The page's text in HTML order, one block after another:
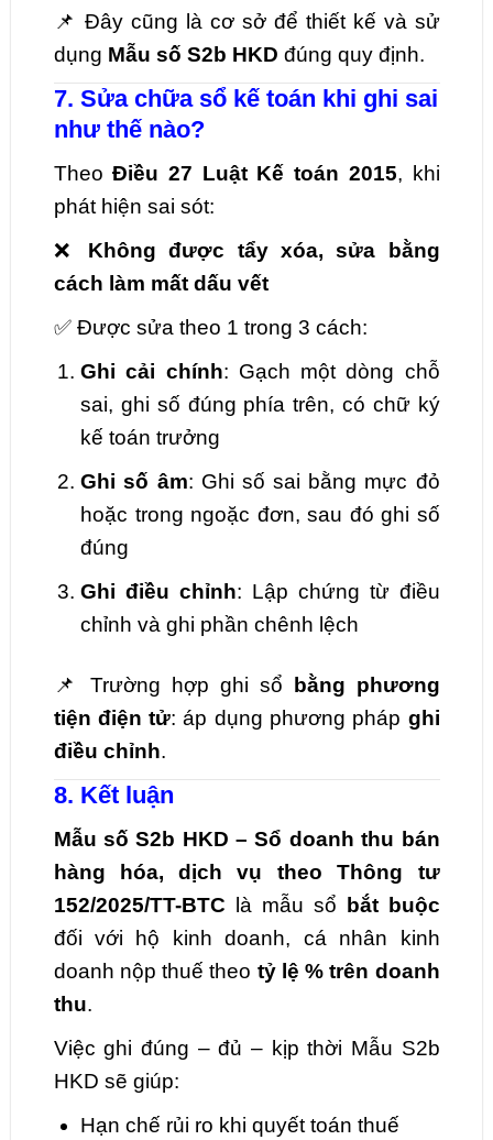
📌 Đây cũng là cơ sở để thiết kế và sử
dụng Mẫu số S2b HKD đúng quy định.
7. Sửa chữa sổ kế toán khi ghi sai
như thế nào?
TheoĐiều 27 Luật Kế toán 2015, khi
phát hiện sai sót:
❌ Không được tẩy xóa, sửa bằng
cách làm mất dấu vết
✅ Được sửa theo 1 trong 3 cách:
Ghi cải chính: Gạch một dòng chỗ
sai, ghi số đúng phía trên, có chữ ký
kế toán trưởng
Ghi số âm: Ghi số sai bằng mực đỏ
hoặc trong ngoặc đơn, sau đó ghi số
đúng
Ghi điều chỉnh: Lập chứng từ điều
chỉnh và ghi phần chênh lệch
📌 Trường hợp ghi sổ bằng phương
tiện điện tử: áp dụng phương pháp ghi
điều chỉnh.
8. Kết luận
Mẫu số S2b HKD – Sổ doanh thu bán
hàng hóa, dịch vụ theo Thông tư
152/2025/TT-BTC là mẫu sổ bắt buộc
đối với hộ kinh doanh, cá nhân kinh
doanh nộp thuế theo tỷ lệ % trên doanh
thu.
Việc ghi đúng – đủ – kịp thời Mẫu S2b
HKD sẽ giúp:
Hạn chế rủi ro khi quyết toán thuế